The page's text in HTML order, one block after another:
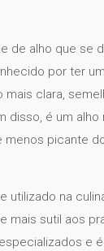
de alho que se
por ter
clara,
disso, é um
menos picante
utilizado na
mais sutil aos
e